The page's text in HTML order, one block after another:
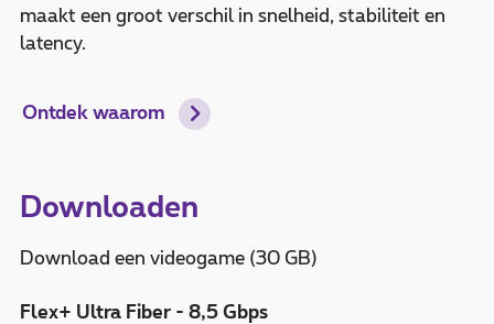
maakt een groot verschil in snelheid, stabiliteit en
latency.
Ontdek waarom
Downloaden
Download een videogame (30 GB)
Flex+ Ultra Fiber - 8,5 Gbps